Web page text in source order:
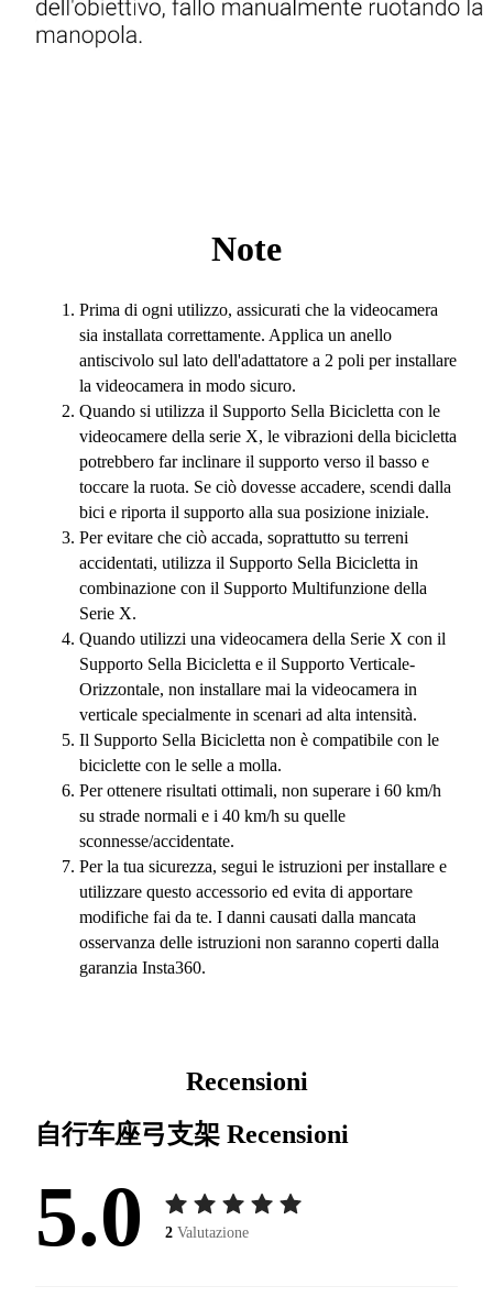
Note
Prima di ogni utilizzo, assicurati che la videocamera
sia installata correttamente. Applica un anello
antiscivolo sul lato dell'adattatore a 2 poli per installare
la videocamera in modo sicuro.
Quando si utilizza il Supporto Sella Bicicletta con le
videocamere della serie X, le vibrazioni della bicicletta
potrebbero far inclinare il supporto verso il basso e
toccare la ruota. Se ciò dovesse accadere, scendi dalla
bici e riporta il supporto alla sua posizione iniziale.
Per evitare che ciò accada, soprattutto su terreni
accidentati, utilizza il Supporto Sella Bicicletta in
combinazione con il Supporto Multifunzione della
Serie X.
Quando utilizzi una videocamera della Serie X con il
Supporto Sella Bicicletta e il Supporto Verticale-
Orizzontale, non installare mai la videocamera in
verticale specialmente in scenari ad alta intensità.
Il Supporto Sella Bicicletta non è compatibile con le
biciclette con le selle a molla.
Per ottenere risultati ottimali, non superare i 60 km/h
su strade normali e i 40 km/h su quelle
sconnesse/accidentate.
Per la tua sicurezza, segui le istruzioni per installare e
utilizzare questo accessorio ed evita di apportare
modifiche fai da te. I danni causati dalla mancata
osservanza delle istruzioni non saranno coperti dalla
garanzia Insta360.
Recensioni
自行车座弓支架 Recensioni
5.0 2 Valutazione